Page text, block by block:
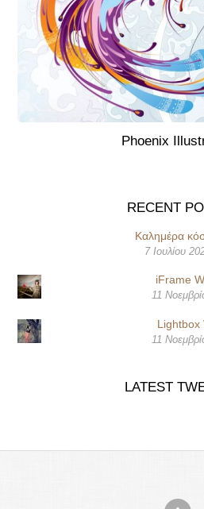
Phoenix
RECENT
Καλημέρα
7 Ιουλίου
iFrame
11
Lightbox
11
LATEST